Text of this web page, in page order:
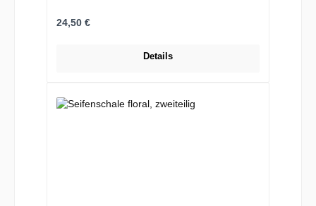
Regulärer Preis:
24,50 €
Details